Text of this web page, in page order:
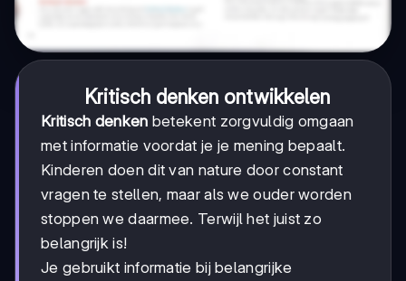
Kritisch denken ontwikkelen
Kritisch denken betekent zorgvuldig omgaan
met informatie voordat je je mening bepaalt.
Kinderen doen dit van nature door constant
vragen te stellen, maar als we ouder worden
stoppen we daarmee. Terwijl het juist zo
belangrijk is!
Je gebruikt informatie bij belangrijke